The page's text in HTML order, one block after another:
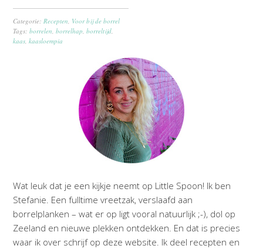
Categorie: Recepten Voor bij de borrel
Tags:borrelen ,borrelhap ,borreltijd
kaas ,kaasloempia
Wat leuk dat je een kijkje neemt op Little Spoon! Ik ben
Stefanie. Een fulltime vreetzak, verslaafd aan
borrelplanken – wat er op ligt vooral natuurlijk ;-), dol op
Zeeland en nieuwe plekken ontdekken. En dat is precies
waar ik over schrijf op deze website. Ik deel recepten en